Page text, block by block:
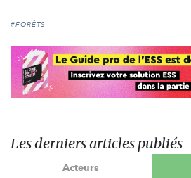
#FORÊTS
Les derniers articles publiés
Acteurs